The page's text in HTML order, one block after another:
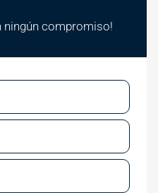
ningún compromiso!